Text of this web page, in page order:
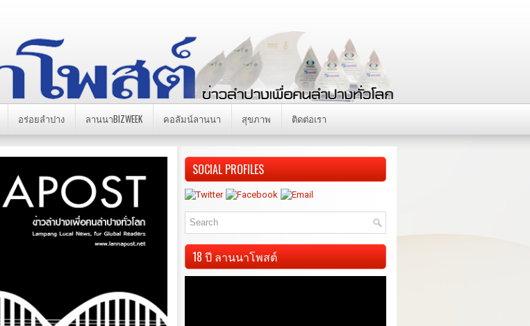
อร่อยลำปาง ลานนาBIZWEEK คอลัมน์ลานนา สุขภาพ ติดต่อเรา
SOCIAL PROFILES
18 ปี ลานนาโพสต์